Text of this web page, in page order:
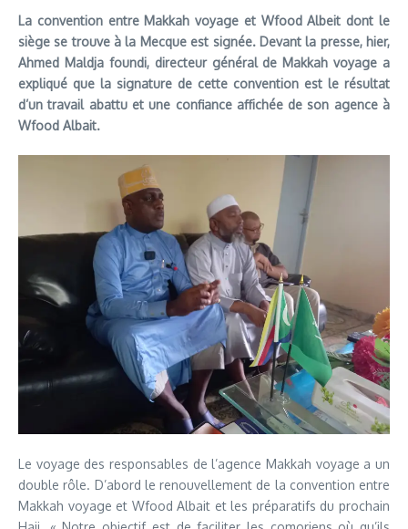
La convention entre Makkah voyage et Wfood Albeit dont le
siège se trouve à la Mecque est signée. Devant la presse, hier,
Ahmed Maldja foundi, directeur général de Makkah voyage a
expliqué que la signature de cette convention est le résultat
d’un travail abattu et une confiance affichée de son agence à
Wfood Albait.
Le voyage des responsables de l’agence Makkah voyage a un
double rôle. D’abord le renouvellement de la convention entre
Makkah voyage et Wfood Albait et les préparatifs du prochain